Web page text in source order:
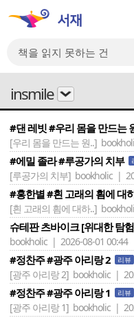
insmile
#댄 레빗 #우리 몸을 만드는
[우리 몸을 만드는 원..]
#에밀 졸라 #루공가의 치부
[루공가의 치부] bookholic |
#홍한별 #흰 고래의 흼에 대
[흰 고래의 흼에 대하..]
슈테판 츠바이크 [위대한 탐
bookholic | 2026-08-01 00:44
#정찬주 #광주 아리랑 2 리뷰
[광주 아리랑 2] bookholic |
#정찬주 #광주 아리랑 1 리뷰
[광주 아리랑 1] bookholic |